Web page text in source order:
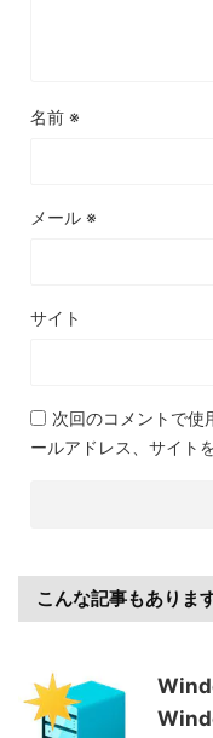
名前 ※
メール ※
サイト
次回のコメントで使
ールアドレス、サイト
こんな記事もありま